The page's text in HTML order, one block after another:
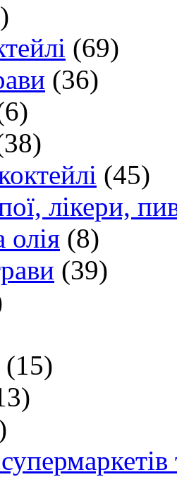
(69)
(36)
(45)
лікери,
олія (8)
(39)
(15)